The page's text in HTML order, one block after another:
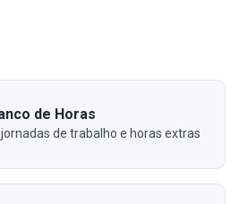
de Horas
de trabalho e horas extras